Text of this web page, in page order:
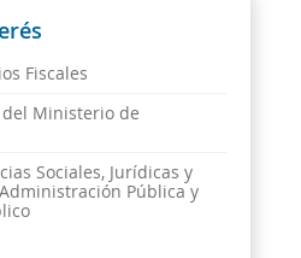
Fiscales
Ministerio de
Sociales, Jurídicas y
Pública y